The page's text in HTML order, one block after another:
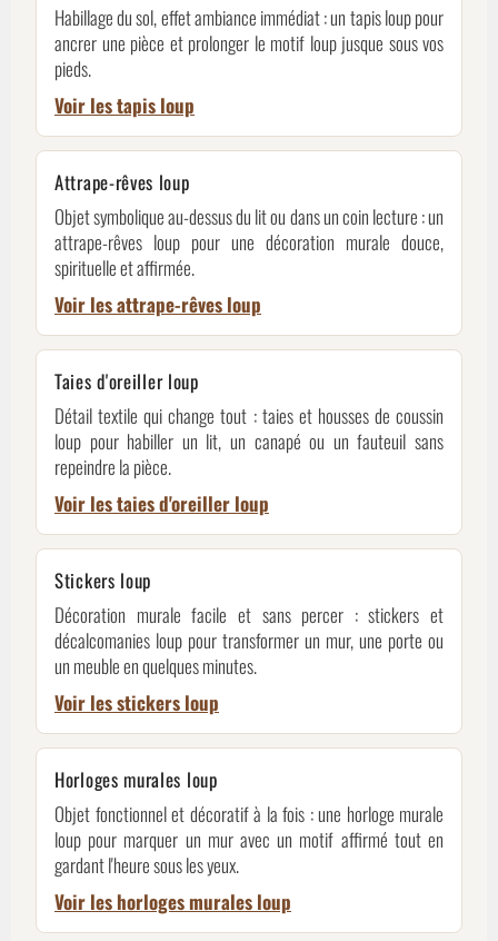
Habillage du sol, effet ambiance immédiat : un tapis loup pour
ancrer une pièce et prolonger le motif loup jusque sous vos
pieds.
Voir les tapis loup
Attrape-rêves loup
Objet symbolique au-dessus du lit ou dans un coin lecture : un
attrape-rêves loup pour une décoration murale douce,
spirituelle et affirmée.
Voir les attrape-rêves loup
Taies d'oreiller loup
Détail textile qui change tout : taies et housses de coussin
loup pour habiller un lit, un canapé ou un fauteuil sans
repeindre la pièce.
Voir les taies d'oreiller loup
Stickers loup
Décoration murale facile et sans percer : stickers et
décalcomanies loup pour transformer un mur, une porte ou
un meuble en quelques minutes.
Voir les stickers loup
Horloges murales loup
Objet fonctionnel et décoratif à la fois : une horloge murale
loup pour marquer un mur avec un motif affirmé tout en
gardant l'heure sous les yeux.
Voir les horloges murales loup